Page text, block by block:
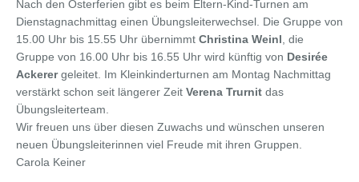
Nach den Osterferien gibt es beim Eltern-Kind-Turnen am
Dienstagnachmittag einen Übungsleiterwechsel. Die Gruppe von
15.00 Uhr bis 15.55 Uhr übernimmt Christina Weinl , die
Gruppe von 16.00 Uhr bis 16.55 Uhr wird künftig von Desirée
Ackerergeleitet. Im Kleinkinderturnen am Montag Nachmittag
verstärkt schon seit längerer Zeit Verena Trurnit das
Übungsleiterteam.
Wir freuen uns über diesen Zuwachs und wünschen unseren
neuen Übungsleiterinnen viel Freude mit ihren Gruppen.
Carola Keiner